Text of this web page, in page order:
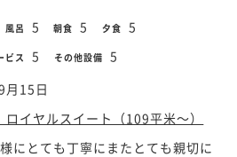
風呂 5 朝食 5 夕食 5
ビス 5 その他設備 5
月15日
ロイヤルスイート（109平米～）
にとても丁寧にまたとても親切に